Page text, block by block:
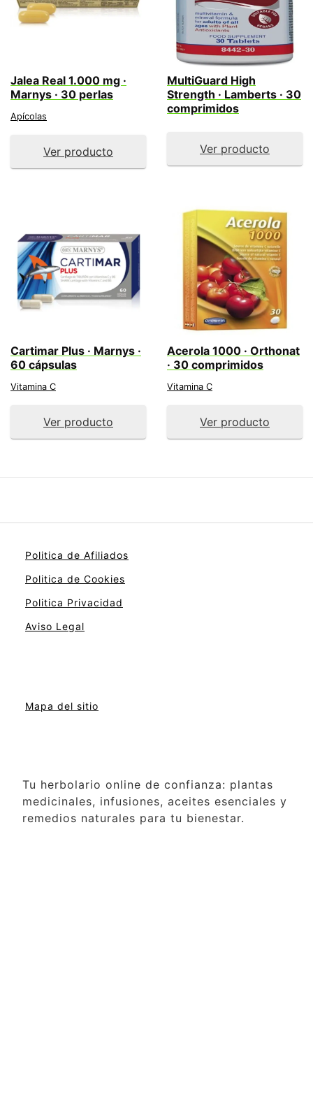
Jalea Real 1.000 mg ·
Marnys · 30 perlas
Apícolas
Ver producto
MultiGuard High
Strength · Lamberts · 30
comprimidos
Ver producto
Cartimar Plus · Marnys ·
60 cápsulas
Vitamina C
Ver producto
Acerola 1000 · Orthonat
· 30 comprimidos
Vitamina C
Ver producto
Politica de Afiliados
Politica de Cookies
Politica Privacidad
Aviso Legal
Mapa del sitio
Tu herbolario online de confianza: plantas
medicinales, infusiones, aceites esenciales y
remedios naturales para tu bienestar.